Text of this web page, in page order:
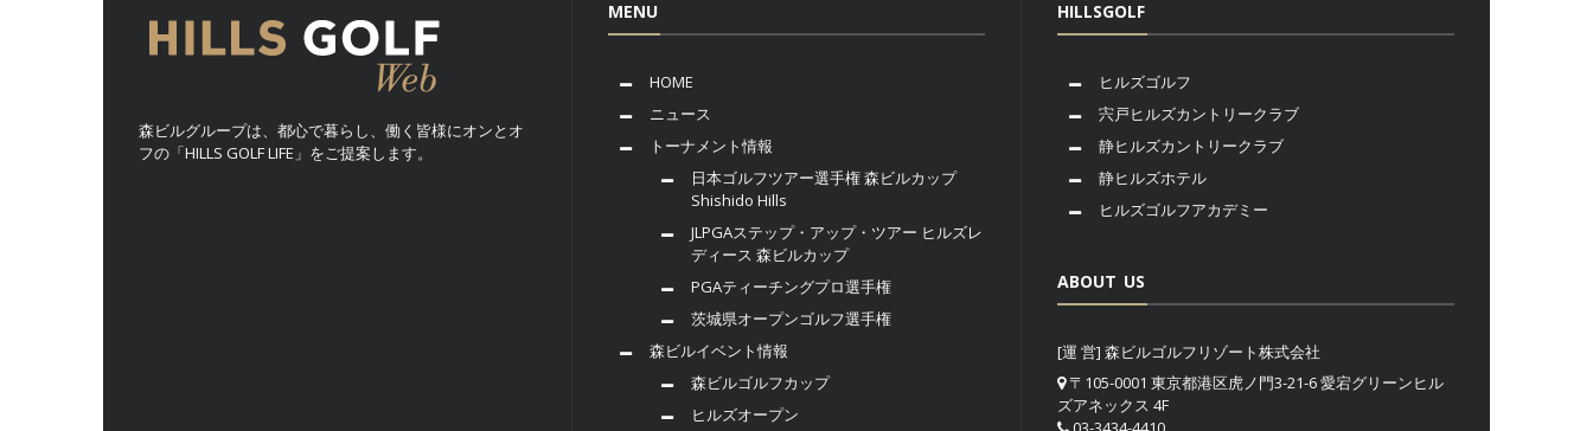
森ビルグループは、都心で暮らし、働く皆様にオンとオ
フの「HILLS GOLF LIFE」をご提案します。
MENU
HOME
ニュース
トーナメント情報
日本ゴルフツアー選手権 森ビルカップ
Shishido Hills
JLPGAステップ・アップ・ツアー ヒルズレ
ディース 森ビルカップ
PGAティーチングプロ選手権
茨城県オープンゴルフ選手権
森ビルイベント情報
森ビルゴルフカップ
ヒルズオープン
HILLSGOLF
ヒルズゴルフ
宍戸ヒルズカントリークラブ
静ヒルズカントリークラブ
静ヒルズホテル
ヒルズゴルフアカデミー
ABOUT US
[運 営] 森ビルゴルフリゾート株式会社
〒105-0001 東京都港区虎ノ門3-21-6 愛宕グリーンヒル
ズアネックス 4F